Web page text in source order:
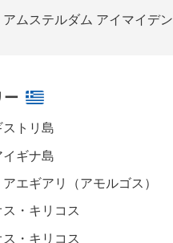
アムステルダム アイマイデン
トリ島
イギナ島
アエギアリ（アモルゴス）
・キリコス
・キリコス